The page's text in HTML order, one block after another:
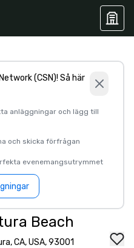
(CSN)! Så här
anläggningar och lägg till
och skicka förfrågan
evenemangsutrymmet
Beach
CA, USA, 93001